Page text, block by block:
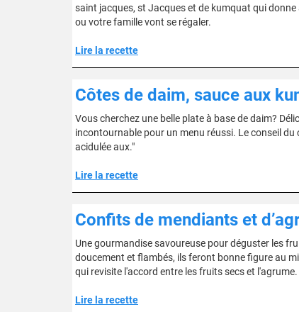
saint jacques, st Jacques et de kumquat qui
ou votre famille vont se régaler.
Lire la recette
Côtes de daim, sauce aux
Vous cherchez une belle plate à base de daim?
incontournable pour un menu réussi. Le conseil
acidulée aux."
Lire la recette
Confits de mendiants et
Une gourmandise savoureuse pour déguster les
doucement et flambés, ils feront bonne figure au
qui revisite l'accord entre les fruits secs et l'agrume.
Lire la recette